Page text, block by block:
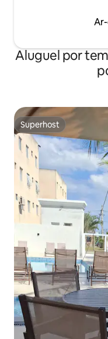
Aluguel por
Superhost
Superhost